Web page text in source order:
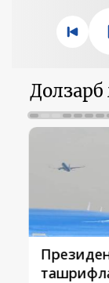
Долзарб